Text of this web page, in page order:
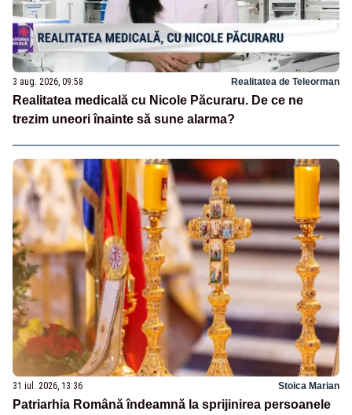
3 aug. 2026, 09:58 Realitatea de Teleorman
Realitatea medicală cu Nicole Păcuraru. De ce ne
trezim uneori înainte să sune alarma?
31 iul. 2026, 13:36 Stoica Marian
Patriarhia Română îndeamnă la sprijinirea persoanele